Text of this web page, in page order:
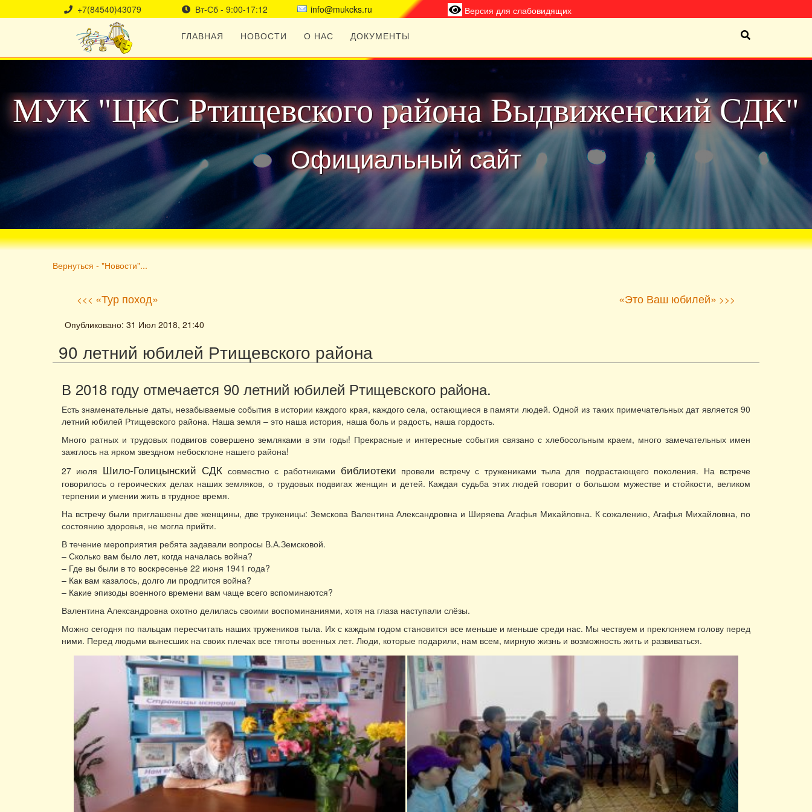
+7(84540)43079 Вт-Сб - 9:00-17:12 info@mukcks.ru Версия для слабовидящих
ГЛАВНАЯ НОВОСТИ О НАС ДОКУМЕНТЫ
МУК "ЦКС Ртищевского района Выдвиженский СДК"
Официальный сайт
Вернуться - "Новости"...
<<< «Тур поход» «Это Ваш юбилей» >>>
Опубликовано: 31 Июл 2018, 21:40
90 летний юбилей Ртищевского района
В 2018 году отмечается 90 летний юбилей Ртищевского района.
Есть знаменательные даты, незабываемые события в истории каждого края, каждого села, остающиеся в памяти людей. Одной из таких примечательных дат является 90
летний юбилей Ртищевского района. Наша земля – это наша история, наша боль и радость, наша гордость.
Много ратных и трудовых подвигов совершено земляками в эти годы! Прекрасные и интересные события связано с хлебосольным краем, много замечательных имен
зажглось на ярком звездном небосклоне нашего района!
27 июля Шило-Голицынский СДК совместно с работниками библиотеки провели встречу с тружениками тыла для подрастающего поколения. На встрече
говорилось о героических делах наших земляков, о трудовых подвигах женщин и детей. Каждая судьба этих людей говорит о большом мужестве и стойкости, великом
терпении и умении жить в трудное время.
На встречу были приглашены две женщины, две труженицы: Земскова Валентина Александровна и Ширяева Агафья Михайловна. К сожалению, Агафья Михайловна, по
состоянию здоровья, не могла прийти.
В течение мероприятия ребята задавали вопросы В.А.Земсковой.
– Сколько вам было лет, когда началась война?
– Где вы были в то воскресенье 22 июня 1941 года?
– Как вам казалось, долго ли продлится война?
– Какие эпизоды военного времени вам чаще всего вспоминаются?
Валентина Александровна охотно делилась своими воспоминаниями, хотя на глаза наступали слёзы.
Можно сегодня по пальцам пересчитать наших тружеников тыла. Их с каждым годом становится все меньше и меньше среди нас. Мы чествуем и преклоняем голову перед
ними. Перед людьми вынесших на своих плечах все тяготы военных лет. Люди, которые подарили, нам всем, мирную жизнь и возможность жить и развиваться.